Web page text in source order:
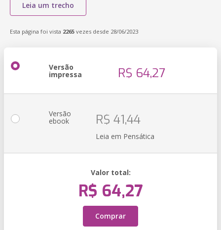
Leia um trecho
Esta página foi vista 2265 vezes desde 28/06/2023
Versão
impressa R$ 64,27
Versão
ebook R$ 41,44
Leia em Pensática
Valor total:
R$ 64,27
Comprar